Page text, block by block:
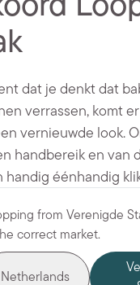
from Verenigde
correct market.
Netherlands
dat je denkt dat
verrassen, komt
vernieuwde look.
handbereik en van
handig éénhandig
ring die stevig
BPA-vrij.